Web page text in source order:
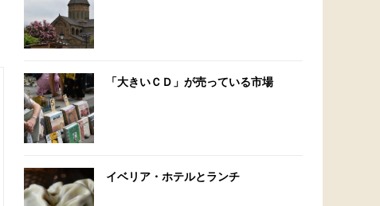
「大きいＣＤ」が売っている市場
イベリア・ホテルとランチ